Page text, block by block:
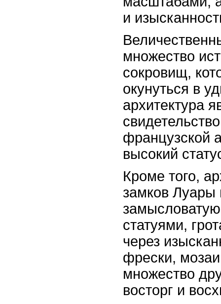
и
множество
сокровищ,
окунуться в
архитектура
французской
высокий
Кроме того,
замков Луары
статуями,
через
фрески,
множество
восторг и